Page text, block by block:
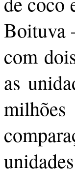
Boituva
com
as